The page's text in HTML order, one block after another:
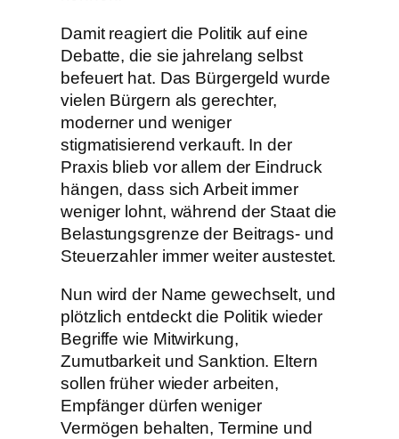
Damit reagiert die Politik auf eine
Debatte, die sie jahrelang selbst
befeuert hat. Das Bürgergeld wurde
vielen Bürgern als gerechter,
moderner und weniger
stigmatisierend verkauft. In der
Praxis blieb vor allem der Eindruck
hängen, dass sich Arbeit immer
weniger lohnt, während der Staat die
Belastungsgrenze der Beitrags- und
Steuerzahler immer weiter austestet.
Nun wird der Name gewechselt, und
plötzlich entdeckt die Politik wieder
Begriffe wie Mitwirkung,
Zumutbarkeit und Sanktion. Eltern
sollen früher wieder arbeiten,
Empfänger dürfen weniger
Vermögen behalten, Termine und